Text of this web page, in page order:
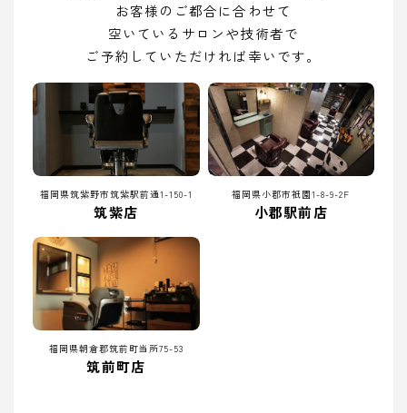
お客様のご都合に合わせて
空いているサロンや技術者で
ご予約していただければ幸いです。
福岡県筑紫野市筑紫駅前通1-150-1
筑紫店
福岡県小郡市祇園1-8-9-2F
小郡駅前店
福岡県朝倉郡筑前町当所75-53
筑前町店